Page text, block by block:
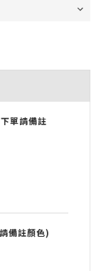
單請備註
備註顏色)